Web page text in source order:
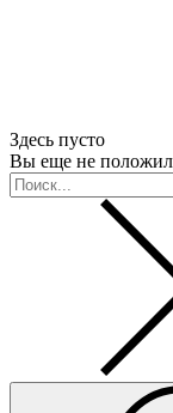
Здесь пусто
Вы еще не